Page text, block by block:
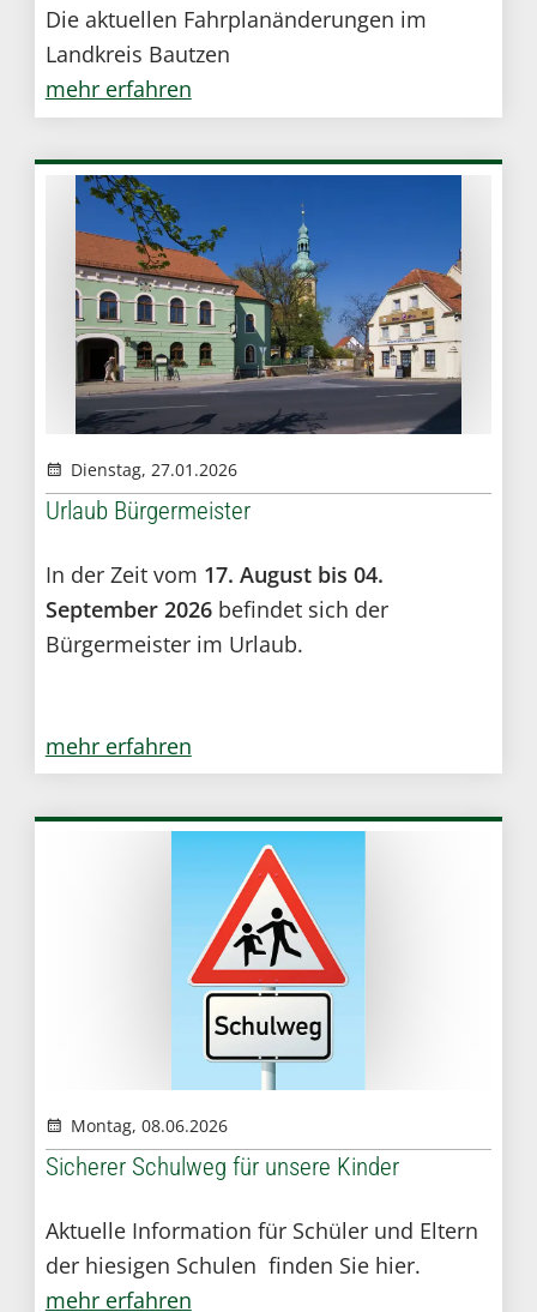
Die aktuellen Fahrplanänderungen im
Landkreis Bautzen
mehr erfahren
Dienstag, 27.01.2026
Urlaub Bürgermeister
In der Zeit vom 17. August bis 04.
September 2026 befindet sich der
Bürgermeister im Urlaub.
mehr erfahren
Montag, 08.06.2026
Sicherer Schulweg für unsere Kinder
Aktuelle Information für Schüler und Eltern
der hiesigen Schulen finden Sie hier.
mehr erfahren